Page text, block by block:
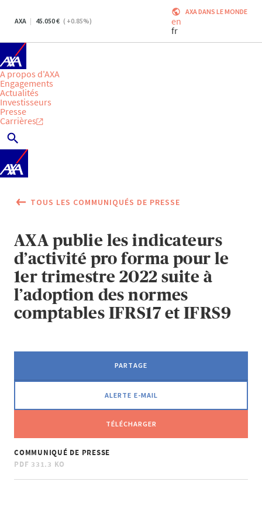
AXA 45.050 ( +0.85%)
AXA DANS LE MONDE
en
fr
A propos d'AXA
Engagements
Actualités
Investisseurs
Presse
Carrières
TOUS LES COMMUNIQUÉS DE PRESSE
AXA publie les indicateurs
d’activité pro forma pour le
1er trimestre 2022 suite à
l’adoption des normes
comptables IFRS17 et IFRS9
PARTAGE
ALERTE E-MAIL
TÉLÉCHARGER
COMMUNIQUÉ DE PRESSE
PDF 331.3 KO